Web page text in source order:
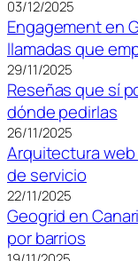
03/12/2025
Engagement en
llamadas que
29/11/2025
Reseñas que sí
dónde pedirlas
26/11/2025
Arquitectura web
de servicio
22/11/2025
Geogrid en
por barrios